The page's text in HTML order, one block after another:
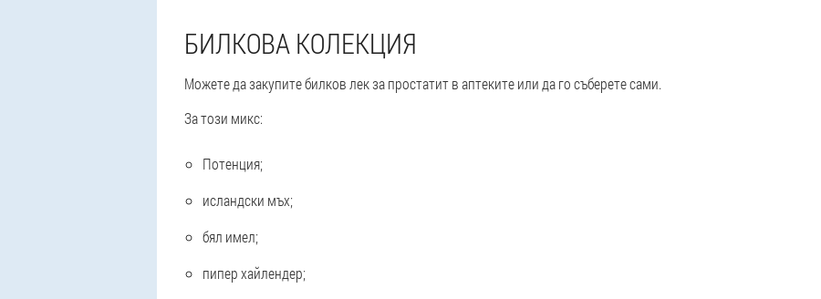
БИЛКОВА КОЛЕКЦИЯ
Можете да закупите билков лек за простатит в аптеките или да го съберете сами.
За този микс:
Потенция;
исландски мъх;
бял имел;
пипер хайлендер;